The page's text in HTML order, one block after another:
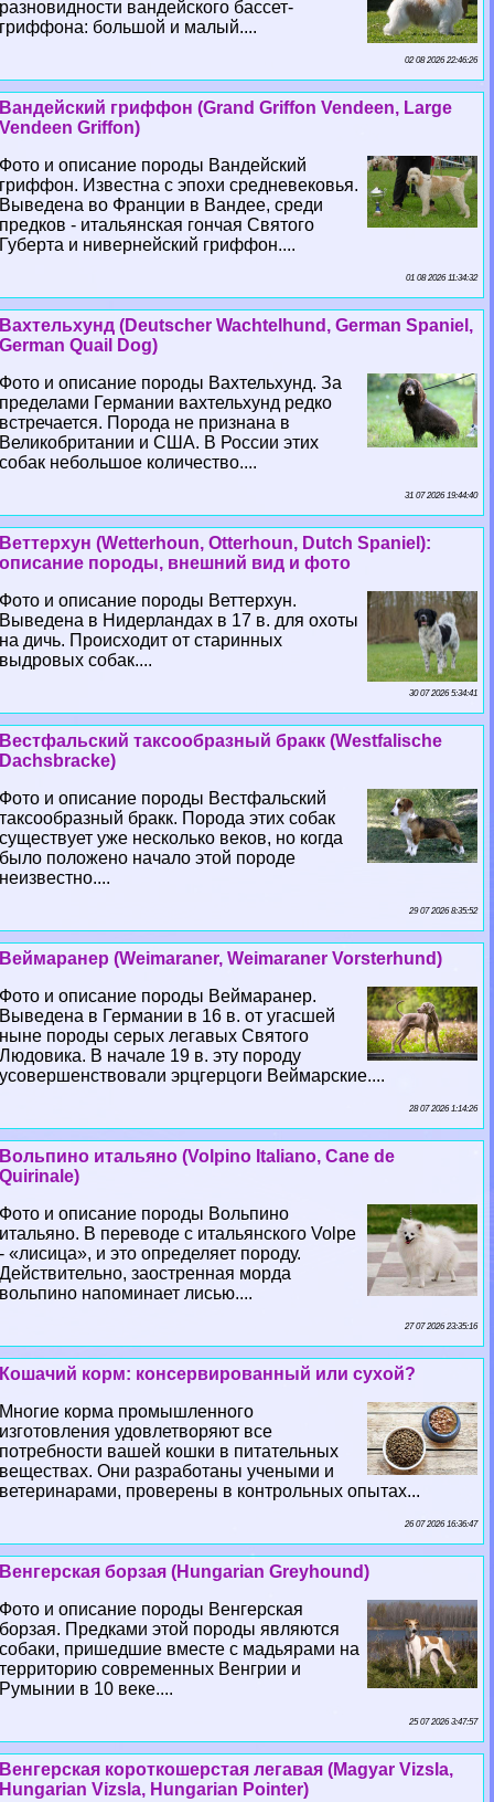
разновидности вандейского бассет-
гриффона: большой и малый....
02 08 2026 22:46:26
Вандейский гриффон (Grand Griffon Vendeen, Large
Vendeen Griffon)
Фото и описание породы Вандейский
гриффон. Известна с эпохи средневековья.
Выведена во Франции в Вандее, среди
предков - итальянская гончая Святого
Губерта и нивернейский гриффон....
01 08 2026 11:34:32
Вахтельхунд (Deutscher Wachtelhund, German Spaniel,
German Quail Dog)
Фото и описание породы Вахтельхунд. За
пределами Германии вахтельхунд редко
встречается. Порода не признана в
Великобритании и США. В России этих
собак небольшое количество....
31 07 2026 19:44:40
Веттерхун (Wetterhoun, Otterhoun, Dutch Spaniel):
описание породы, внешний вид и фото
Фото и описание породы Веттерхун.
Выведена в Нидерландах в 17 в. для охоты
на дичь. Происходит от старинных
выдровых собак....
30 07 2026 5:34:41
Вестфальский таксообразный бpaкк (Westfalische
Dachsbracke)
Фото и описание породы Вестфальский
таксообразный бpaкк. Порода этих собак
существует уже несколько веков, но когда
было положено начало этой породе
неизвестно....
29 07 2026 8:35:52
Веймаранер (Weimaraner, Weimaraner Vorsterhund)
Фото и описание породы Веймаранер.
Выведена в Германии в 16 в. от угасшей
ныне породы серых легавых Святого
Людовика. В начале 19 в. эту породу
усовершенствовали эрцгерцоги Веймарские....
28 07 2026 1:14:26
Вольпино итальяно (Volpino Italiano, Cane de
Quirinale)
Фото и описание породы Вольпино
итальяно. В переводе с итальянского Volpe
- «лисица», и это определяет породу.
Действительно, заостренная морда
вольпино напоминает лисью....
27 07 2026 23:35:16
Кошачий корм: консервированный или сухой?
Многие корма промышленного
изготовления удовлетворяют все
потребности вашей кошки в питательных
веществах. Они разработаны учеными и
ветеринарами, проверены в контрольных опытах...
26 07 2026 16:36:47
Венгерская борзая (Hungarian Greyhound)
Фото и описание породы Венгерская
борзая. Предками этой породы являются
собаки, пришедшие вместе с мадьярами на
территорию современных Венгрии и
Румынии в 10 веке....
25 07 2026 3:47:57
Венгерская короткошерстая легавая (Magyar Vizsla,
Hungarian Vizsla, Hungarian Pointer)